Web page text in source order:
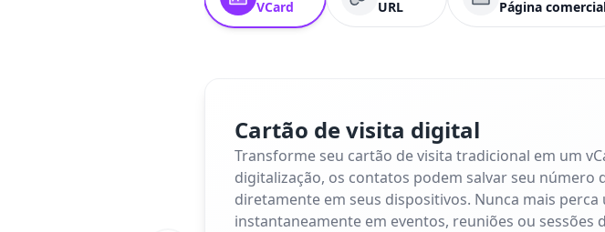
VCard URL Página
Cartão de visita digital
Transforme seu cartão de visita tradicional em um
digitalização, os contatos podem salvar seu número
diretamente em seus dispositivos. Nunca mais
instantaneamente em eventos, reuniões ou sessões